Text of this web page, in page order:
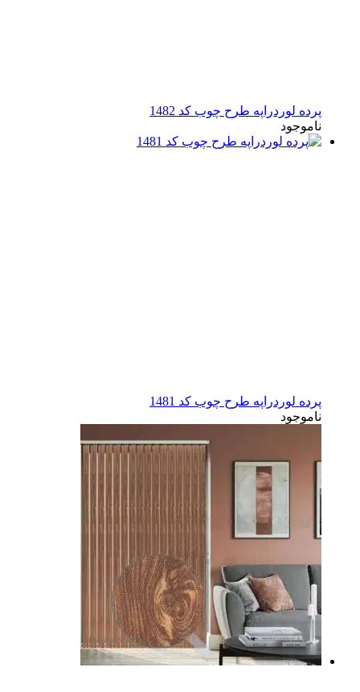
پرده لوردراپه طرح چوب کد 1482
ناموجود
پرده لوردراپه طرح چوب کد 1481
ناموجود